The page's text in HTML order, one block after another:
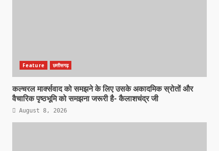
Feature छत्तीसगढ़
कल्चरल मार्क्सवाद को समझने के लिए उसके अकादमिक स्रोतों और
वैचारिक पृष्ठभूमि को समझना जरूरी है- कैलाशचंद्र जी
August 8, 2026